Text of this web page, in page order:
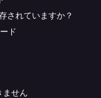
されていますか？
ド
ません